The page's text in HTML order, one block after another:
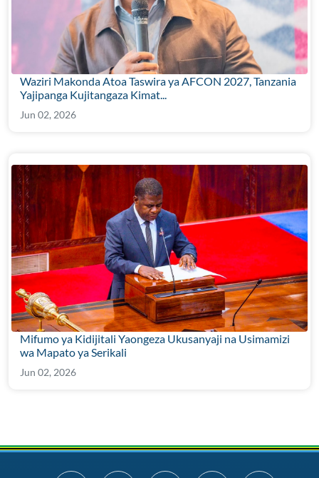
Waziri Makonda Atoa Taswira ya AFCON 2027, Tanzania
Yajipanga Kujitangaza Kimat...
Jun 02, 2026
Mifumo ya Kidijitali Yaongeza Ukusanyaji na Usimamizi
wa Mapato ya Serikali
Jun 02, 2026